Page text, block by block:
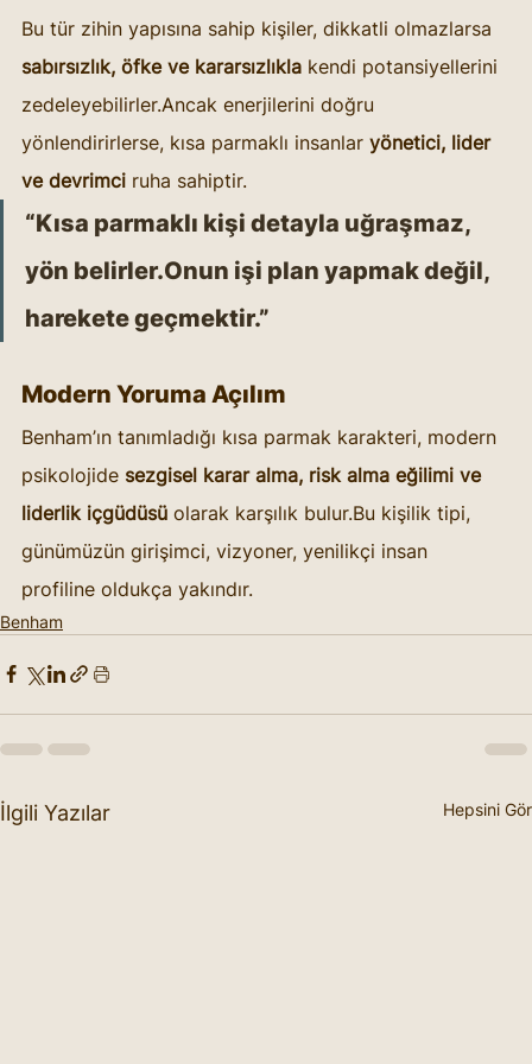
Bu tür zihin yapısına sahip kişiler, dikkatli olmazlarsa
sabırsızlık, öfke ve kararsızlıkla kendi potansiyellerini
zedeleyebilirler.Ancak enerjilerini doğru
yönlendirirlerse, kısa parmaklı insanlar yönetici, lider
ve devrimci ruha sahiptir.
“Kısa parmaklı kişi detayla uğraşmaz,
yön belirler.Onun işi plan yapmak değil,
harekete geçmektir.”
Modern Yoruma Açılım
Benham’ın tanımladığı kısa parmak karakteri, modern
psikolojide sezgisel karar alma, risk alma eğilimi ve
liderlik içgüdüsü olarak karşılık bulur.Bu kişilik tipi,
günümüzün girişimci, vizyoner, yenilikçi insan
profiline oldukça yakındır.
Benham
İlgili Yazılar Hepsini Gör